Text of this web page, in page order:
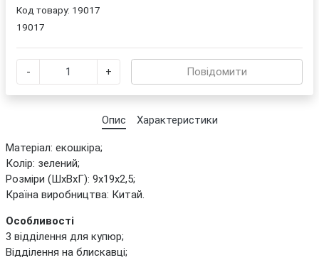
Опис Характеристики
Матеріал: екошкіра;
Колір: зелений;
Розміри (ШхВхГ): 9х19х2,5;
Країна виробництва: Китай.
Особливості
3 відділення для купюр;
Відділення на блискавці;
Код товару: 19017
19017
- + Повідомити